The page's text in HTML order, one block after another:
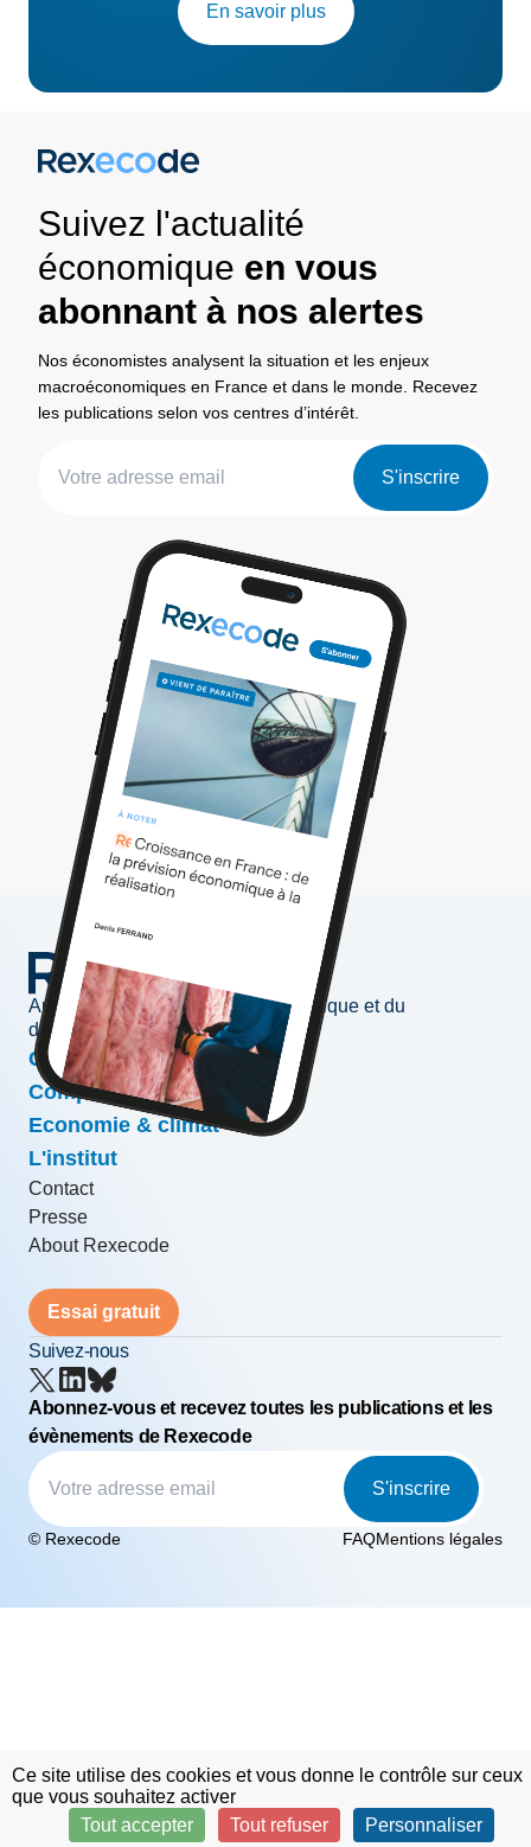
En savoir plus
Suivez l'actualité
économique en vous
abonnant à nos alertes
Nos économistes analysent la situation et les enjeux
macroéconomiques en France et dans le monde. Recevez
les publications selon vos centres d’intérêt.
S'inscrire
Au service de l'information économique et du
développement des entreprises
Conjoncture & prévisions
Compétitivité & croissance
Economie & climat
L'institut
Contact
Presse
About Rexecode
Essai gratuit
Suivez-nous
Abonnez-vous et recevez toutes les publications et les
évènements de Rexecode
S'inscrire
© Rexecode FAQMentions légales
Ce site utilise des cookies et vous donne le contrôle sur ceux
que vous souhaitez activer
Tout accepter
Tout refuser Personnaliser